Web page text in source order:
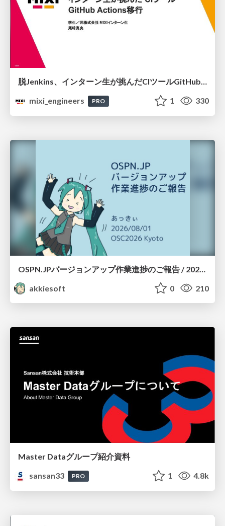
脱Jenkins、インターン生が挑んだCIツールGitHubActions移行
mixi_engineers
PRO 1 330
akkiesoft
0 210
Master Dataグループ紹介資料
sansan33
PRO 1 4.8k